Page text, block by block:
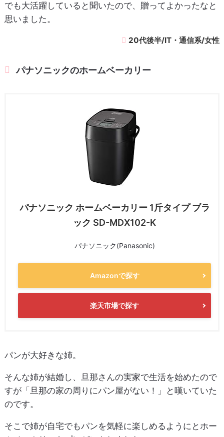
でも大活躍していると聞いたので、贈ってよかったなと
思いました。
20代後半/IT・通信系/女性
パナソニックのホームベーカリー
パナソニック ホームベーカリー 1斤タイプ ブラ
ック SD-MDX102-K
パナソニック(Panasonic)
Amazonで探す
楽天市場で探す
パンが大好きな姉。
そんな姉が結婚し、旦那さんの実家で生活を始めたので
すが「旦那の家の周りにパン屋がない！」と嘆いていた
のです。
そこで姉が自宅でもパンを気軽に楽しめるようにとホー